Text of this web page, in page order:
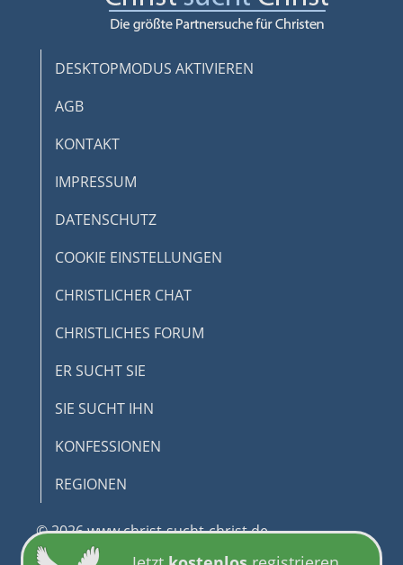
DESKTOPMODUS AKTIVIEREN
AGB
KONTAKT
IMPRESSUM
DATENSCHUTZ
COOKIE EINSTELLUNGEN
CHRISTLICHER CHAT
CHRISTLICHES FORUM
ER SUCHT SIE
SIE SUCHT IHN
KONFESSIONEN
REGIONEN
© 2026 www.christ-sucht-christ.de